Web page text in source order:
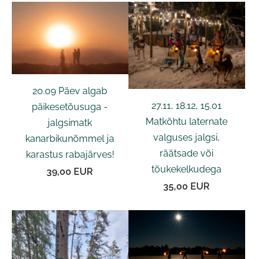
20.09 Päev algab
päikesetõusuga -
jalgsimatk
kanarbikunõmmel ja
karastus rabajärves!
39,00 EUR
27.11, 18.12, 15.01
Matkõhtu laternate
valguses jalgsi,
räätsade või
tõukekelkudega
35,00 EUR